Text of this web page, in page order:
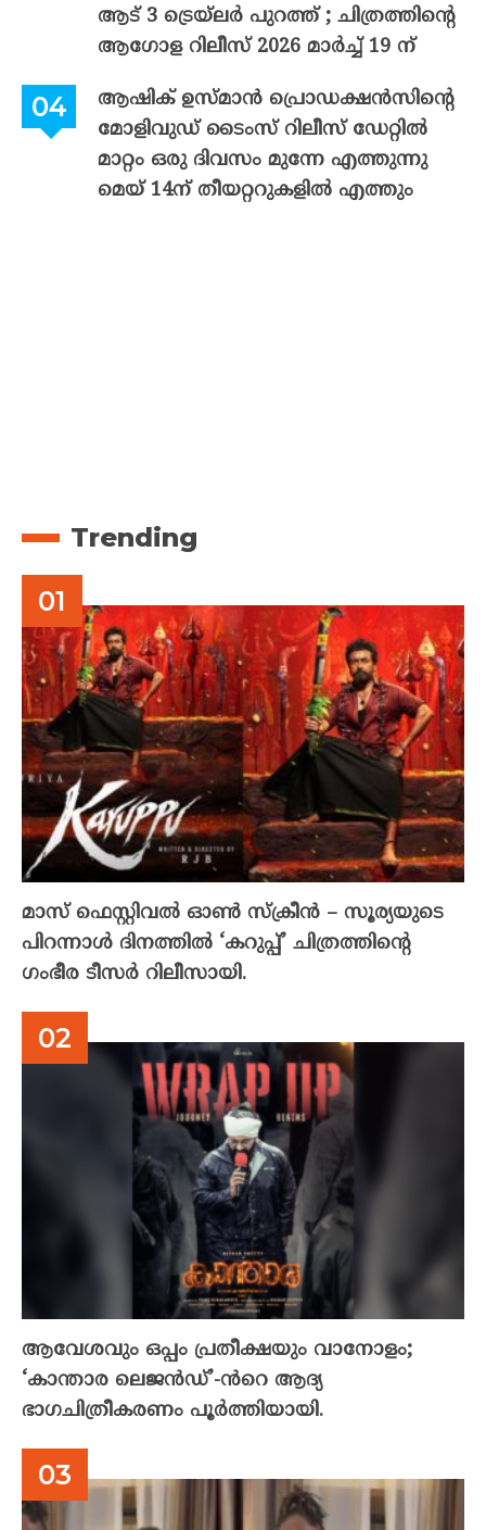
ആട് 3 ട്രെയ്‌ലർ പുറത്ത് ; ചിത്രത്തിന്റെ
ആഗോള റിലീസ് 2026 മാർച്ച് 19 ന്
ആഷിക് ഉസ്മാൻ പ്രൊഡക്ഷൻസിന്റെ
മോളിവുഡ് ടൈംസ് റിലീസ് ഡേറ്റിൽ
മാറ്റം ഒരു ദിവസം മുന്നേ എത്തുന്നു
മെയ് 14ന് തീയറ്ററുകളിൽ എത്തും
Trending
മാസ് ഫെസ്റ്റിവൽ ഓൺ സ്‌ക്രീൻ – സൂര്യയുടെ
പിറന്നാൾ ദിനത്തിൽ ‘കറുപ്പ്’ ചിത്രത്തിന്റെ
ഗംഭീര ടീസർ റിലീസായി.
ആവേശവും ഒപ്പം പ്രതീക്ഷയും വാനോളം;
‘കാന്താര ലെജൻഡ്’-ൻറെ ആദ്യ
ഭാഗചിത്രീകരണം പൂർത്തിയായി.